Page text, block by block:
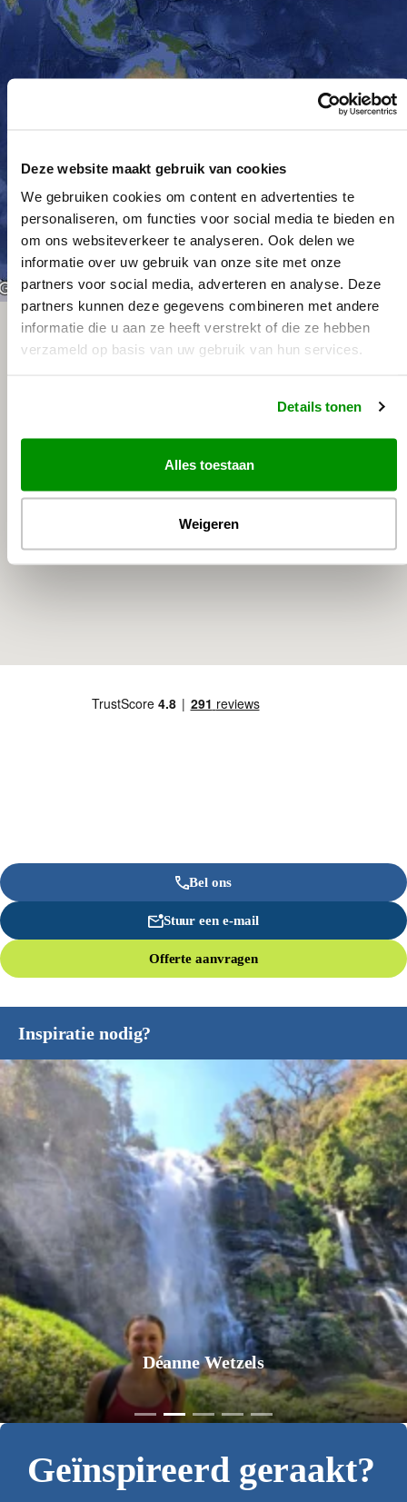
Deze website maakt gebruik van cookies
We gebruiken cookies om content en advertenties te
personaliseren, om functies voor social media te bieden en
om ons websiteverkeer te analyseren. Ook delen we
informatie over uw gebruik van onze site met onze
partners voor social media, adverteren en analyse. Deze
partners kunnen deze gegevens combineren met andere
informatie die u aan ze heeft verstrekt of die ze hebben
verzameld op basis van uw gebruik van hun services.
Details tonen
Alles toestaan
Weigeren
Bel ons
Stuur een e-mail
Offerte aanvragen
Inspiratie nodig?
Déanne Wetzels
Geïnspireerd geraakt?